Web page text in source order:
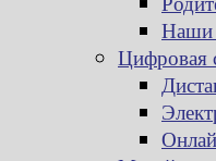
Наши
Цифровая